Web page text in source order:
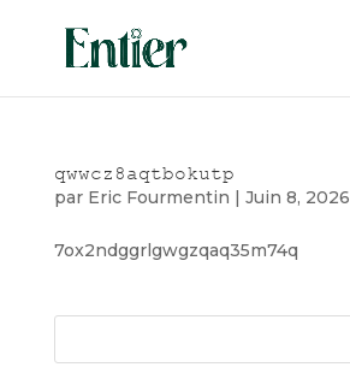
qwwcz8aqtbokutp
par Eric Fourmentin | Juin 8, 2026
7ox2ndggrlgwgzqaq35m74q